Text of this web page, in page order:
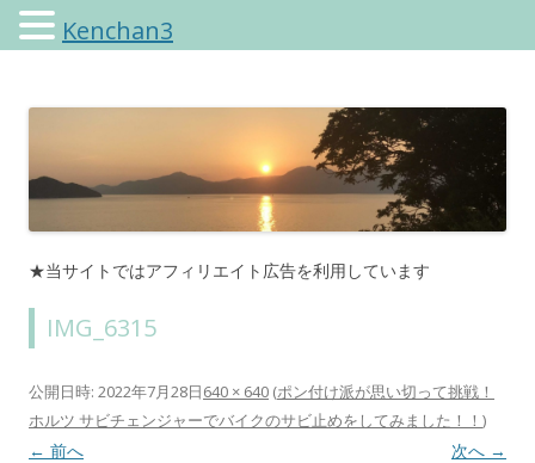
けんちゃんさんのブログ
★当サイトではアフィリエイト広告を利用しています
IMG_6315
公開日時: 2022年7月28日640 × 640 (ポン付け派が思い切って挑戦！
ホルツ サビチェンジャーでバイクのサビ止めをしてみました！！ )
← 前へ 次へ →
Kenchan3